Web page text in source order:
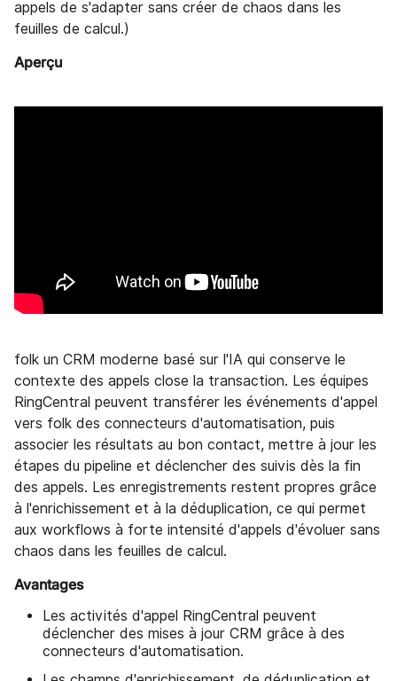
appels de s'adapter sans créer de chaos dans les
feuilles de calcul.)
Aperçu
folk un CRM moderne basé sur l'IA qui conserve le
contexte des appels close la transaction. Les équipes
RingCentral peuvent transférer les événements d'appel
vers folk des connecteurs d'automatisation, puis
associer les résultats au bon contact, mettre à jour les
étapes du pipeline et déclencher des suivis dès la fin
des appels. Les enregistrements restent propres grâce
à l'enrichissement et à la déduplication, ce qui permet
aux workflows à forte intensité d'appels d'évoluer sans
chaos dans les feuilles de calcul.
Avantages
Les activités d'appel RingCentral peuvent
déclencher des mises à jour CRM grâce à des
connecteurs d'automatisation.